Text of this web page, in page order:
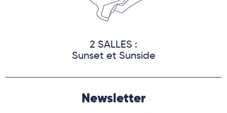
2 SALLES :
Sunset et Sunside
Newsletter